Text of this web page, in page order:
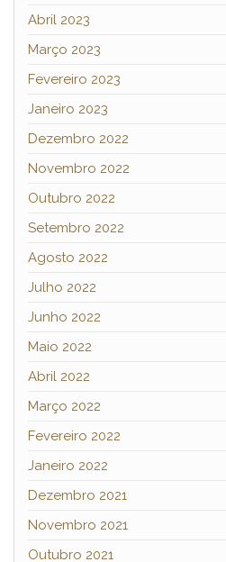
Abril 2023
Março 2023
Fevereiro 2023
Janeiro 2023
Dezembro 2022
Novembro 2022
Outubro 2022
Setembro 2022
Agosto 2022
Julho 2022
Junho 2022
Maio 2022
Abril 2022
Março 2022
Fevereiro 2022
Janeiro 2022
Dezembro 2021
Novembro 2021
Outubro 2021